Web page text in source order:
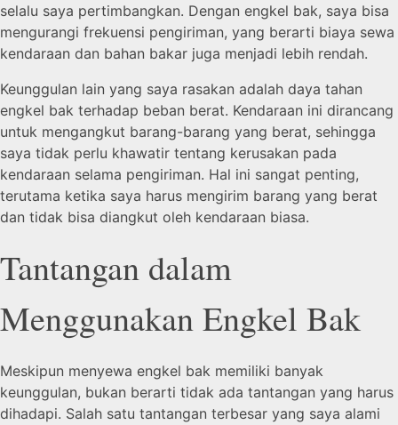
selalu saya pertimbangkan. Dengan engkel bak, saya bisa
mengurangi frekuensi pengiriman, yang berarti biaya sewa
kendaraan dan bahan bakar juga menjadi lebih rendah.
Keunggulan lain yang saya rasakan adalah daya tahan
engkel bak terhadap beban berat. Kendaraan ini dirancang
untuk mengangkut barang-barang yang berat, sehingga
saya tidak perlu khawatir tentang kerusakan pada
kendaraan selama pengiriman. Hal ini sangat penting,
terutama ketika saya harus mengirim barang yang berat
dan tidak bisa diangkut oleh kendaraan biasa.
Tantangan dalam
Menggunakan Engkel Bak
Meskipun menyewa engkel bak memiliki banyak
keunggulan, bukan berarti tidak ada tantangan yang harus
dihadapi. Salah satu tantangan terbesar yang saya alami